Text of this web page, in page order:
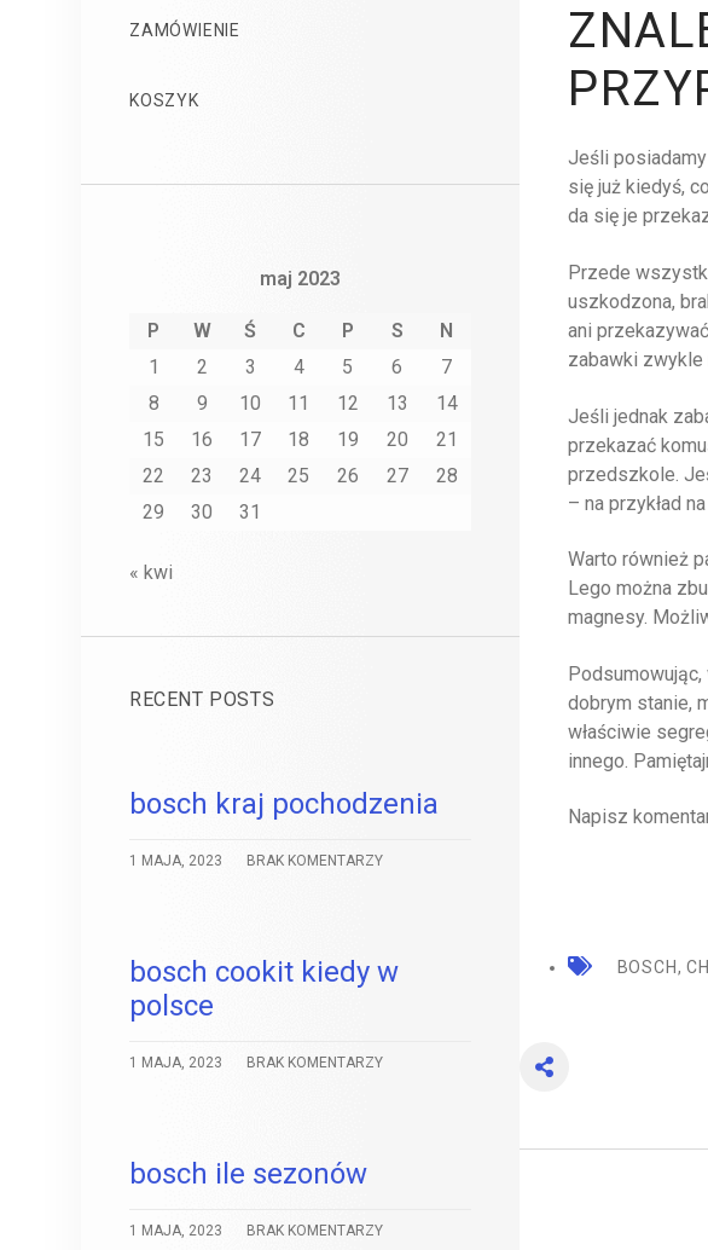
ZAMÓWIENIE
KOSZYK
maj 2023
P W Ś C P S
N
1
2 3 4 5 6
7
8
9 10 11 12 13
14
15
16 17 18 19 20
21
22
23 24 25 26 27
28
29
30 31
« kwi
RECENT POSTS
bosch kraj pochodzenia
1 MAJA, 2023 BRAK KOMENTARZY
bosch cookit kiedy w
polsce
1 MAJA, 2023 BRAK KOMENTARZY
bosch ile sezonów
1 MAJA, 2023 BRAK KOMENTARZY
Jeśli
się już kiedyś,
da się je
Przede
uszkodzona,
ani
zabawki zwykle
Jeśli jednak
przekazać
przedszkole.
– na przykład
Warto również
Lego można
magnesy.
dobrym stanie,
właściwie
innego.
Napisz
BOSCH,